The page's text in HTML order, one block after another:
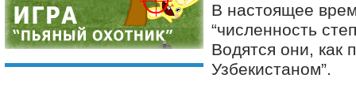
В настоящее
“численность
Водятся они, как
Узбекистаном”.